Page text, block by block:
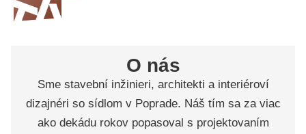
O nás
Sme stavební inžinieri, architekti a interiéroví
dizajnéri so sídlom v Poprade. Náš tím sa za viac
ako dekádu rokov popasoval s projektovaním